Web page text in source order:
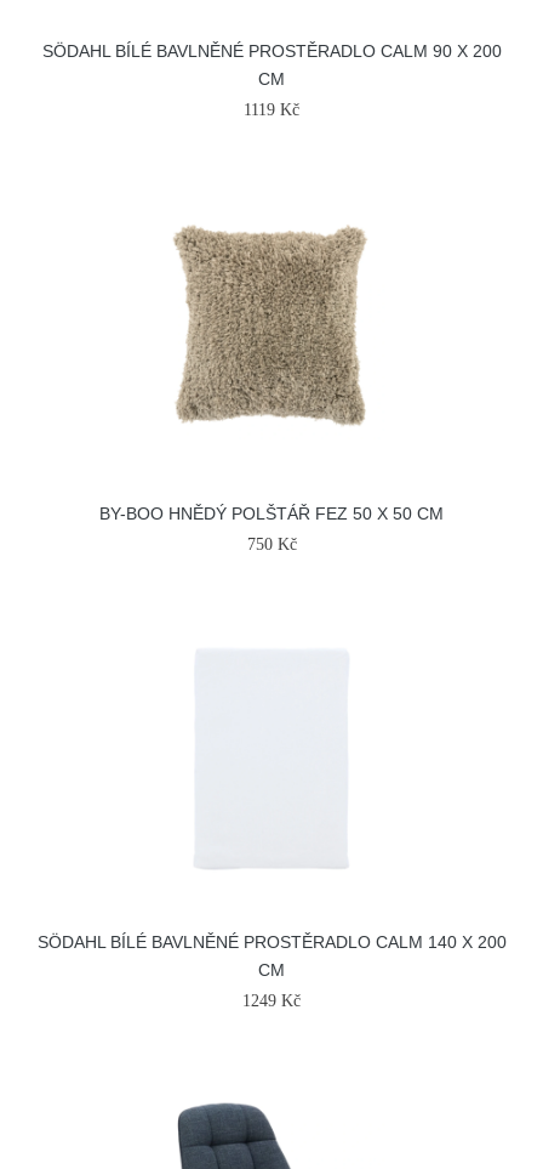
SÖDAHL BÍLÉ BAVLNĚNÉ PROSTĚRADLO CALM 90 X 200
CM
1119 Kč
BY-BOO HNĚDÝ POLŠTÁŘ FEZ 50 X 50 CM
750 Kč
SÖDAHL BÍLÉ BAVLNĚNÉ PROSTĚRADLO CALM 140 X 200
CM
1249 Kč